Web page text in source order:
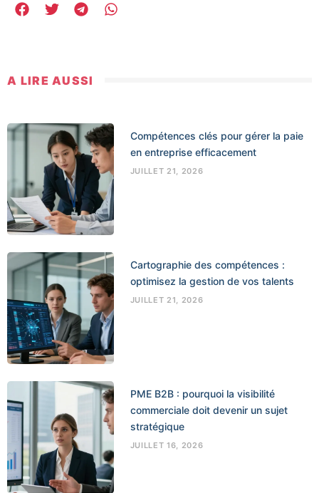
A LIRE AUSSI
Compétences clés pour gérer la paie
en entreprise efficacement
JUILLET 21, 2026
Cartographie des compétences :
optimisez la gestion de vos talents
JUILLET 21, 2026
PME B2B : pourquoi la visibilité
commerciale doit devenir un sujet
stratégique
JUILLET 16, 2026